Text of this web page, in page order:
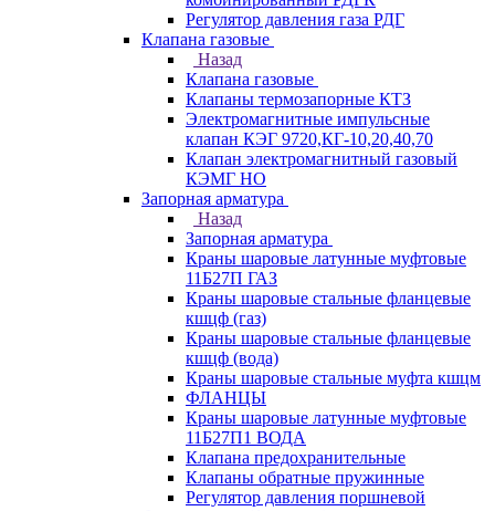
Регулятор давления газа РДГ
Клапана газовые
Назад
Клапана газовые
Клапаны термозапорные КТЗ
Электромагнитные импульсные
клапан КЭГ 9720,КГ-10,20,40,70
Клапан электромагнитный газовый
КЭМГ НО
Запорная арматура
Назад
Запорная арматура
Краны шаровые латунные муфтовые
11Б27П ГАЗ
Краны шаровые стальные фланцевые
кшцф (газ)
Краны шаровые стальные фланцевые
кшцф (вода)
Краны шаровые стальные муфта кшцм
ФЛАНЦЫ
Краны шаровые латунные муфтовые
11Б27П1 ВОДА
Клапана предохранительные
Клапаны обратные пружинные
Регулятор давления поршневой